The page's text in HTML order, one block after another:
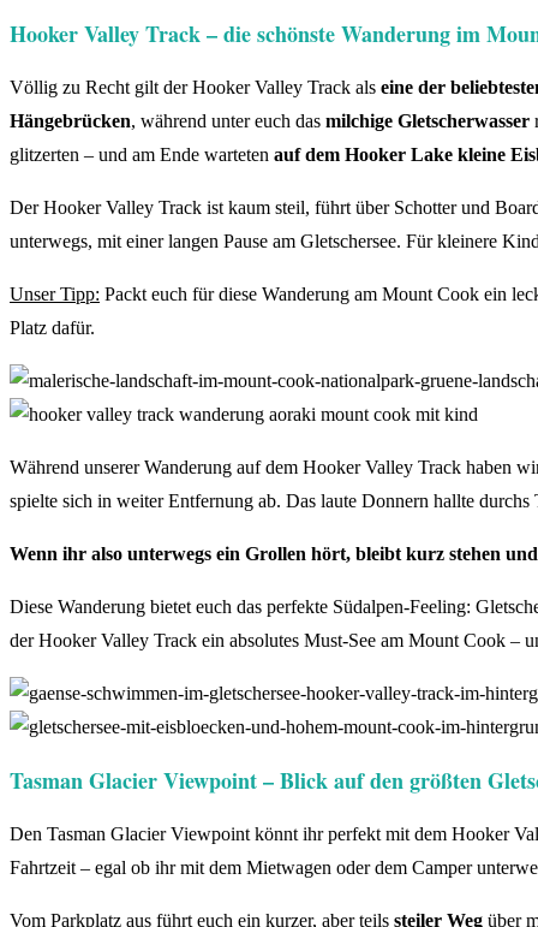
Hooker Valley Track – die schönste Wanderung im
Völlig zu Recht gilt der Hooker Valley Track als eine der
Hängebrücken, während unter euch das milchige Gletscherwasser
glitzerten – und am Ende warteten auf dem Hooker Lake kleine
Der Hooker Valley Track ist kaum steil, führt über Schotter und
unterwegs, mit einer langen Pause am Gletschersee. Für kleinere
Unser Tipp: Packt euch für diese Wanderung am Mount Cook ein
Platz dafür.
Während unserer Wanderung auf dem Hooker Valley Track haben
spielte sich in weiter Entfernung ab. Das laute Donnern hallte
Wenn ihr also unterwegs ein Grollen hört, bleibt kurz stehen
Diese Wanderung bietet euch das perfekte Südalpen-Feeling:
der Hooker Valley Track ein absolutes Must-See am Mount Cook –
Tasman Glacier Viewpoint – Blick auf den größten
Den Tasman Glacier Viewpoint könnt ihr perfekt mit dem Hooker
Fahrtzeit – egal ob ihr mit dem Mietwagen oder dem Camper
Vom Parkplatz aus führt euch ein kurzer, aber teils steiler Weg über